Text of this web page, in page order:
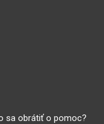
sa obrátiť o pomoc?